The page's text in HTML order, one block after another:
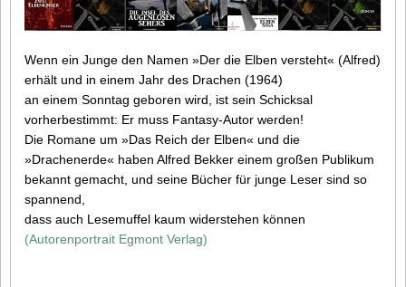
Wenn ein Junge den Namen »Der die Elben versteht« (Alfred)
erhält und in einem Jahr des Drachen (1964)
an einem Sonntag geboren wird, ist sein Schicksal
vorherbestimmt: Er muss Fantasy-Autor werden!
Die Romane um »Das Reich der Elben« und die
»Drachenerde« haben Alfred Bekker einem großen Publikum
bekannt gemacht, und seine Bücher für junge Leser sind so
spannend,
dass auch Lesemuffel kaum widerstehen können
(Autorenportrait Egmont Verlag)